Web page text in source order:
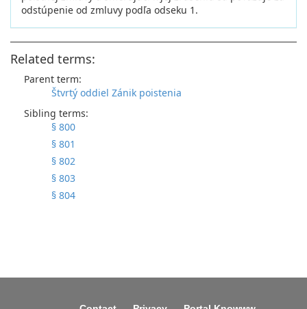
odstúpenie od zmluvy podľa odseku 1.
Related terms:
Parent term:
Štvrtý oddiel Zánik poistenia
Sibling terms:
§ 800
§ 801
§ 802
§ 803
§ 804